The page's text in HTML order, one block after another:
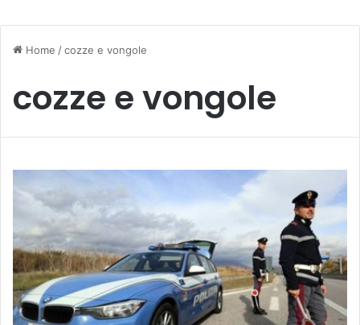
Home /cozze e vongole
cozze e vongole